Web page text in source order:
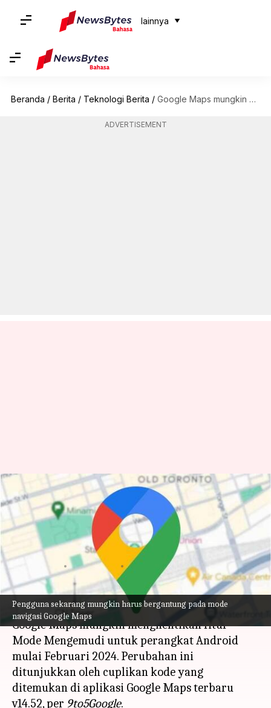
lainnya
Beranda / Berita / Teknologi Berita / Google Maps mungkin akan kehilangan 'Mode Mengemudi' pada tahun 2024: Inilah alasannya
ADVERTISEMENT
Pengguna sekarang mungkin harus bergantung pada mode
navigasi Google Maps
Google Maps mungkin akan
kehilangan 'Mode Mengemudi'
pada tahun 2024: Inilah
alasannya
Dec 29, 2023 10:44 am
Apa ceritanya
Google Maps mungkin menghentikan fitur
Mode Mengemudi untuk perangkat Android
mulai Februari 2024. Perubahan ini
ditunjukkan oleh cuplikan kode yang
ditemukan di aplikasi Google Maps terbaru
v14.52, per 9to5Google.